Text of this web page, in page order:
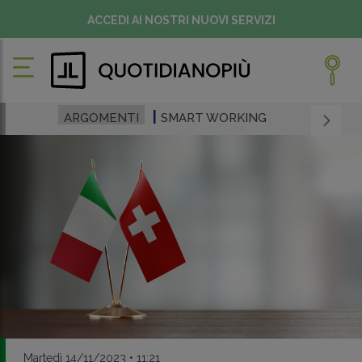
ACCEDI AI NOSTRI NUOVI SERVIZI
ARGOMENTI SMART WORKING
Martedì 14/11/2023 • 11:21